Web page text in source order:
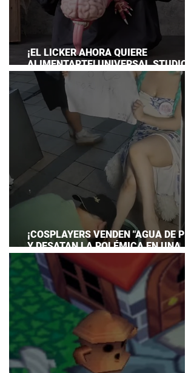
¡EL LICKER AHORA QUIERE
ALIMENTARTE! UNIVERSAL STUDIOS
JAPAN PRESENTA SU TERRORÍFICA
COLECCIÓN DE RESIDENT EVIL
¡COSPLAYERS VENDEN "AGUA DE
Y DESATAN LA POLÉMICA EN UNA
CONVENCIÓN DE ANIME!